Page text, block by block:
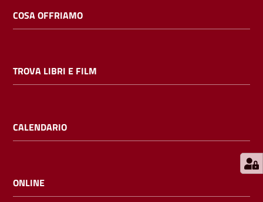
Bambini
E
l
i
COSA OFFRIAMO
TROVA LIBRI E FILM
CALENDARIO
ONLINE